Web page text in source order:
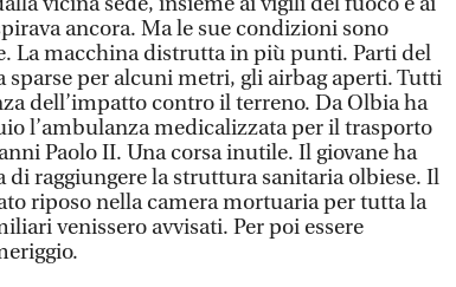
ancora. Ma le sue condizioni sono
La macchina distrutta in più punti. Parti del
sparse per alcuni metri, gli airbag aperti. Tutti
dell’impatto contro il terreno. Da Olbia ha
l’ambulanza medicalizzata per il trasporto
Paolo II. Una corsa inutile. Il giovane ha
di raggiungere la struttura sanitaria olbiese. Il
riposo nella camera mortuaria per tutta la
venissero avvisati. Per poi essere